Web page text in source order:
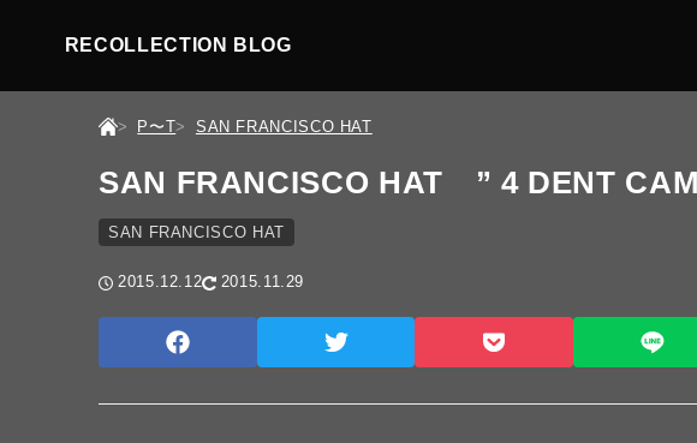
RECOLLECTION BLOG
P〜T SAN FRANCISCO HAT
SAN FRANCISCO HAT ” 4 DENT
SAN FRANCISCO HAT
2015.12.12 2015.11.29